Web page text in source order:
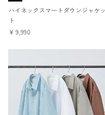
ハイネックスマートダウンジャケッ
ト
¥ 9,990